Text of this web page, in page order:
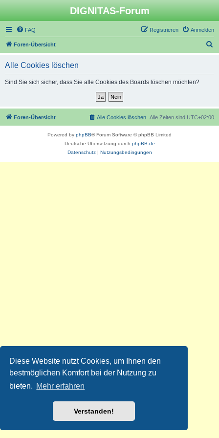
Diese Website nutzt Cookies, um Ihnen den
bestmöglichen Komfort bei der Nutzung zu
bieten. Mehr erfahren
Verstanden!
DIGNITAS-Forum
FAQ Anmelden
Registrieren
Foren-Übersicht
Alle Cookies löschen
Sind Sie sich sicher, dass Sie alle Cookies des Boards löschen möchten?
Foren-Übersicht Alle Zeiten sind UTC+02:00
Alle Cookies löschen
Powered by phpBB® Forum Software © phpBB Limited
Deutsche Übersetzung durch phpBB.de
Datenschutz| Nutzungsbedingungen